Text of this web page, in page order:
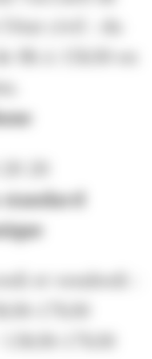
civil : du
8h à 15h30 en
et vendredi :
17h30